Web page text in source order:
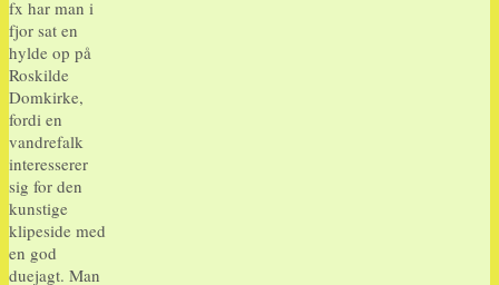
fx har man i
fjor sat en
hylde op på
Roskilde
Domkirke,
fordi en
vandrefalk
interesserer
sig for den
kunstige
klipeside med
en god
duejagt. Man